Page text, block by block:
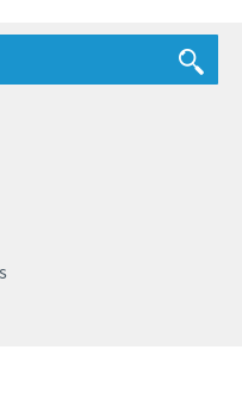
scientifiques